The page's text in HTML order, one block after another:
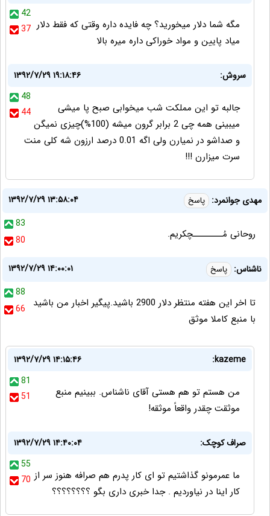
42
37 مگه شما دلار میخورید؟ چه فایده داره وقتی که فقط دلار
میاد پایین و مواد خوراکی داره میره بالا
سروش:
۱۳۹۲/۷/۲۹ ۱۹:۱۸:۴۶
48
44
جالبه تو این مملکت شب میخوابی صبح پا میشی
میبینی همه چی 2 برابر گرون میشه (100%)چیزی نمیگن
و صداشو در نمیارن ولی اگه 0.01 درصد ارزون شه کلی منت
سرت میزارن !!!
مهدی جوانمرد: پاسخ
۱۳۹۲/۷/۲۹ ۱۳:۵۸:۰۴
83
80
روحانی مُــــــــچکریم.
ناشناس: پاسخ
۱۳۹۲/۷/۲۹ ۱۴:۰۰:۰۱
88
66
تا اخر این هفته منتظر دلار 2900 باشید.پیگیر اخبار من باشید
با منبع کاملا موثق
kazeme:
۱۳۹۲/۷/۲۹ ۱۴:۱۵:۴۶
81
51
من هستم تو هم هستی آقای ناشناس. ببینیم منبع
موثقت چقدر واقعاً موثقه!
صراف کوچک:
۱۳۹۲/۷/۲۹ ۱۴:۴۰:۰۴
55
70 ما عمرمونو گذاشتیم تو ای کار پدرم هم صرافه هنوز سر از
کار اینا در نیاوردیم . جدا خبری داری بگو ؟؟؟؟؟؟؟؟